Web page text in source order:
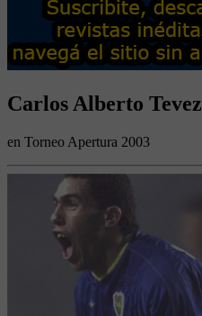
Carlos Alberto Tevez
en Torneo Apertura 2003